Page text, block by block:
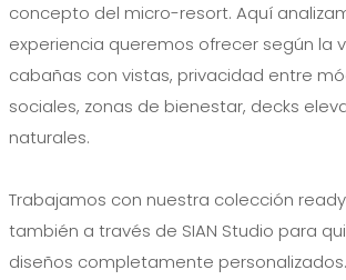
concepto del micro-resort. Aquí
experiencia queremos ofrecer según la
cabañas con vistas, privacidad entre
sociales, zonas de bienestar, decks
naturales.
Trabajamos con nuestra colección
también a través de SIAN Studio para
diseños completamente